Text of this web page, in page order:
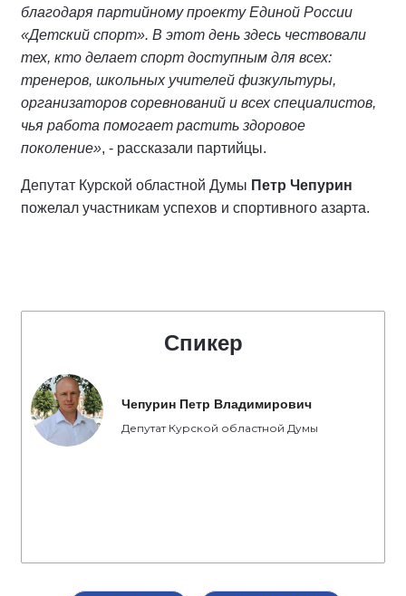
благодаря партийному проекту Единой России
«Детский спорт». В этот день здесь чествовали
тех, кто делает спорт доступным для всех:
тренеров, школьных учителей физкультуры,
организаторов соревнований и всех специалистов,
чья работа помогает растить здоровое
поколение», - рассказали партийцы.
Депутат Курской областной Думы Петр Чепурин
пожелал участникам успехов и спортивного азарта.
Спикер
Чепурин Петр Владимирович
Депутат Курской областной Думы